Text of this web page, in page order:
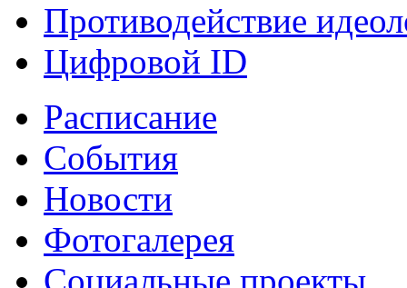
Противодействие
Цифровой ID
Расписание
События
Новости
Фотогалерея